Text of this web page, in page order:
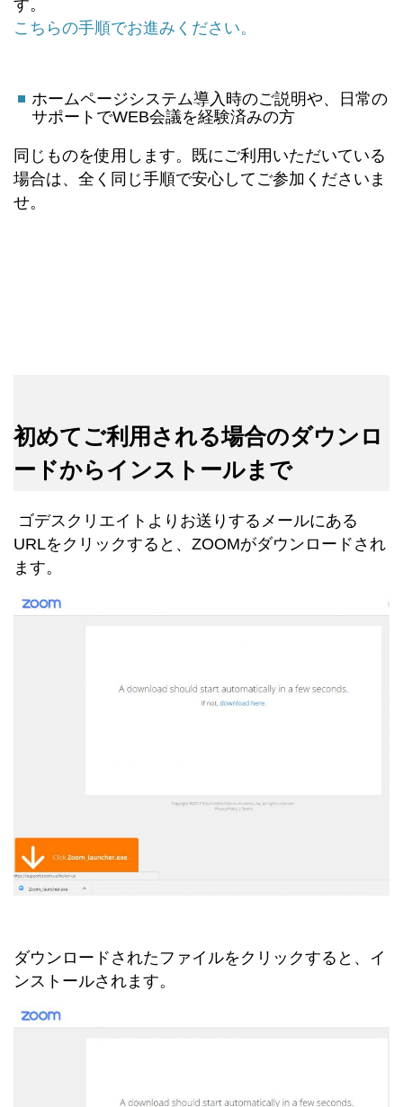
す。
こちらの手順でお進みください。
ホームページシステム導入時のご説明や、日常の
サポートでWEB会議を経験済みの方
同じものを使用します。既にご利用いただいている
場合は、全く同じ手順で安心してご参加くださいま
せ。
初めてご利用される場合のダウンロ
ードからインストールまで
ゴデスクリエイトよりお送りするメールにある
URLをクリックすると、ZOOMがダウンロードされ
ます。
ダウンロードされたファイルをクリックすると、イ
ンストールされます。